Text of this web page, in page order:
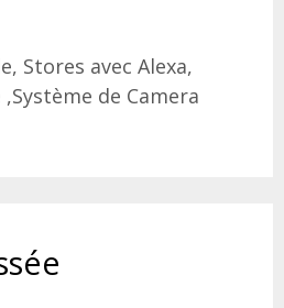
Stores avec Alexa,
de Camera